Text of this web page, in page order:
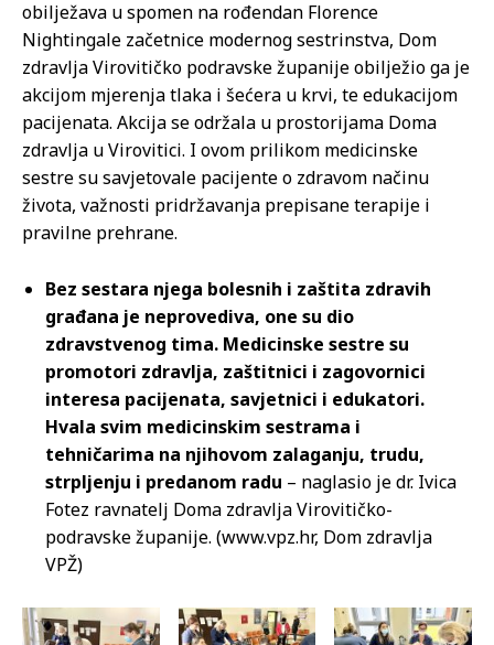
obilježava u spomen na rođendan Florence
Nightingale začetnice modernog sestrinstva, Dom
zdravlja Virovitičko podravske županije obilježio ga je
akcijom mjerenja tlaka i šećera u krvi, te edukacijom
pacijenata. Akcija se održala u prostorijama Doma
zdravlja u Virovitici. I ovom prilikom medicinske
sestre su savjetovale pacijente o zdravom načinu
života, važnosti pridržavanja prepisane terapije i
pravilne prehrane.
Bez sestara njega bolesnih i zaštita zdravih
građana je neprovediva, one su dio
zdravstvenog tima. Medicinske sestre su
promotori zdravlja, zaštitnici i zagovornici
interesa pacijenata, savjetnici i edukatori.
Hvala svim medicinskim sestrama i
tehničarima na njihovom zalaganju, trudu,
strpljenju i predanom radu – naglasio je dr. Ivica
Fotez ravnatelj Doma zdravlja Virovitičko-
podravske županije. (www.vpz.hr, Dom zdravlja
VPŽ)